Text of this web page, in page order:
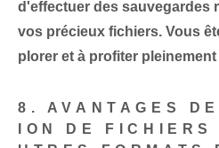
d'effectuer des sauvegardes
vos précieux fichiers. Vous
plorer et à profiter
8. AVANTAGES
ION DE